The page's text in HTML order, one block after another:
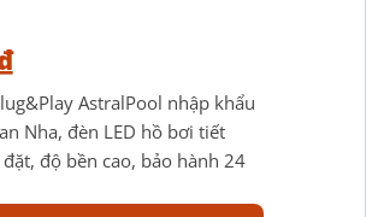
AstralPool nhập khẩu
Nha, đèn LED hồ bơi tiết
độ bền cao, bảo hành 24